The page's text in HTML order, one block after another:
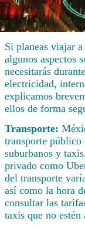
Si planeas viajar
algunos aspectos
necesitarás
electricidad,
explicamos
ellos de forma
Transporte:
transporte público
suburbanos y
privado como
del transporte
así como la hora
consultar las
taxis que no